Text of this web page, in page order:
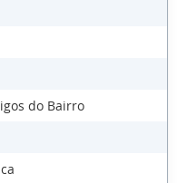
do Bairro